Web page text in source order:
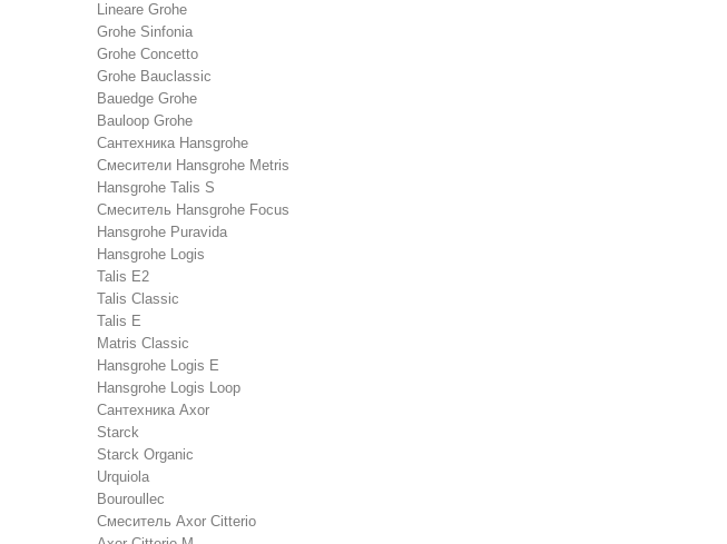
Lineare Grohe
Grohe Sinfonia
Grohe Concetto
Grohe Bauclassic
Bauedge Grohe
Bauloop Grohe
Сантехника Hansgrohe
Cмесители Hansgrohe Metris
Hansgrohe Talis S
Смеситель Hansgrohe Focus
Hansgrohe Puravida
Hansgrohe Logis
Talis E2
Talis Classic
Talis E
Matris Classic
Hansgrohe Logis E
Hansgrohe Logis Loop
Сантехника Axor
Starck
Starck Organic
Urquiola
Bouroullec
Смеситель Axor Citterio